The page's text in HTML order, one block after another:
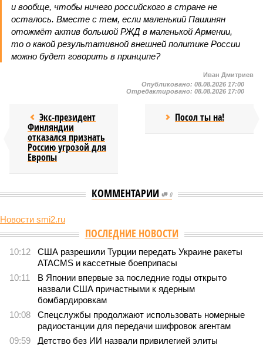
и вообще, чтобы ничего российского в стране не
осталось. Вместе с тем, если маленький Пашинян
отожмёт актив большой РЖД в маленькой Армении,
то о какой результативной внешней политике России
можно будет говорить в принципе?
Иван Дмитриев
Опубликовано: 08.08.2026 17:00
Отредактировано: 08.08.2026 17:00
Экс-президент
Финляндии
отказался признать
Россию угрозой для
Европы
Посол ты на!
КОММЕНТАРИИ 0
Новости smi2.ru
В нескольких станциях от уже сданного
«Сказочного леса» пайщики ЖК «Станция Л» продолжают ждать от
компании Capital Group начала реальной достройки
В нескольких станциях от уже сданного «Сказочного
леса» пайщики ЖК «Станция Л» продолжают ждать от
компании Capital Group начала реальной достройки
«Станция ожидания» для дольщиков